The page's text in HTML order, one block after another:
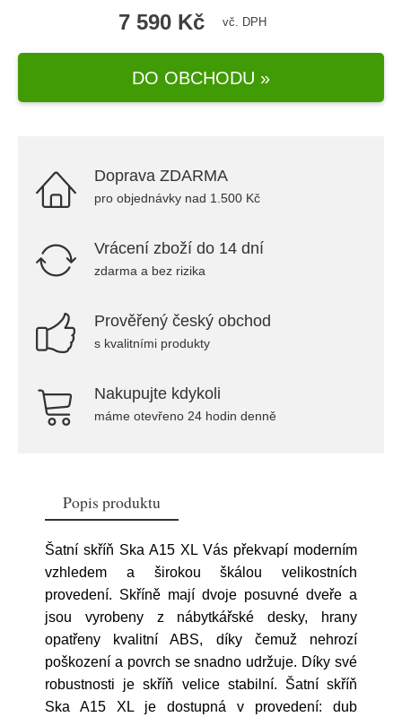
7 590 Kč vč. DPH
DO OBCHODU »
Doprava ZDARMA
pro objednávky nad 1.500 Kč
Vrácení zboží do 14 dní
zdarma a bez rizika
Prověřený český obchod
s kvalitními produkty
Nakupujte kdykoli
máme otevřeno 24 hodin denně
Popis produktu
Šatní skříň Ska A15 XL Vás překvapí moderním
vzhledem a širokou škálou velikostních
provedení. Skříně mají dvoje posuvné dveře a
jsou vyrobeny z nábytkářské desky, hrany
opatřeny kvalitní ABS, díky čemuž nehrozí
poškození a povrch se snadno udržuje. Díky své
robustnosti je skříň velice stabilní. Šatní skříň
Ska A15 XL je dostupná v provedení: dub